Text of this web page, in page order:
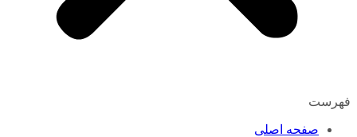
فهرست
صفحه اصلی